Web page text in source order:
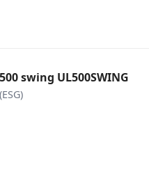
swing UL500SWING